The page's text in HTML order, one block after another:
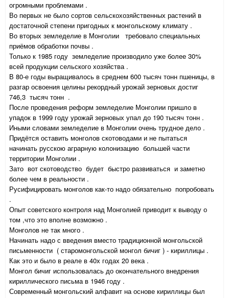
огромными проблемами .
Во первых не было сортов сельскохозяйственных растений в
достаточной степени пригодных к монгольскому климату .
Во вторых земледелие в Монголии требовало специальных
приёмов обработки почвы .
Только к 1985 году земледелие производило уже более 30%
всей продукции сельского хозяйства .
В 80-е годы выращивалось в среднем 600 тысяч тонн пшеницы, в
разгар освоения целины рекордный урожай зерновых достиг
746,3 тысяч тонн .
После проведения реформ земледелие Монголии пришло в
упадок в 1999 году урожай зерновых упал до 190 тысяч тонн .
Иными словами земледелие в Монголии очень трудное дело .
Придётся оставить монголов скотоводами и не пытаться
начинать русскою аграрную колонизацию большей части
территории Монголии .
Зато вот скотоводство будет быстро развиваться и заметно
более чем в реальности .
Русифицировать монголов как-то надо обязательно попробовать
.
Опыт советского контроля над Монголией приводит к выводу о
том ,что это вполне возможно .
Монголов не так много .
Начинать надо с введения вместо традиционной монгольской
письменности ( старомонгольской монгол бичиг ) - кириллицы .
Как это и было в реале в 40х годах 20 века .
Монгол бичиг использовалась до окончательного внедрения
кириллического письма в 1946 году .
Современный монгольский алфавит на основе кириллицы был